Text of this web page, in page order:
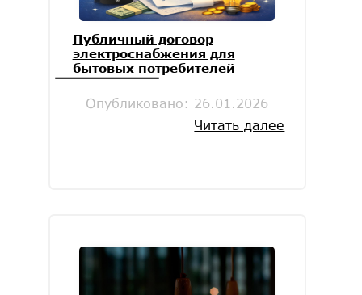
Публичный договор
электроснабжения для
бытовых потребителей
Опубликовано: 26.01.2026
Читать далее